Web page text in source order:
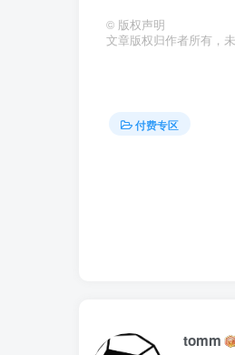
© 版权声明
文章版权归作者所有，
付费专区
tomm